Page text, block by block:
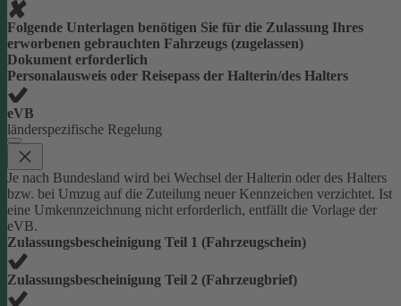
Folgende Unterlagen benötigen Sie für die Zulassung Ihres
erworbenen gebrauchten Fahrzeugs (zugelassen)
Dokument erforderlich
Personalausweis oder Reisepass der Halterin/des Halters
eVB
länderspezifische Regelung
Je nach Bundesland wird bei Wechsel der Halterin oder des Halters
bzw. bei Umzug auf die Zuteilung neuer Kennzeichen verzichtet. Ist
eine Umkennzeichnung nicht erforderlich, entfällt die Vorlage der
eVB.
Zulassungsbescheinigung Teil 1 (Fahrzeugschein)
Zulassungsbescheinigung Teil 2 (Fahrzeugbrief)